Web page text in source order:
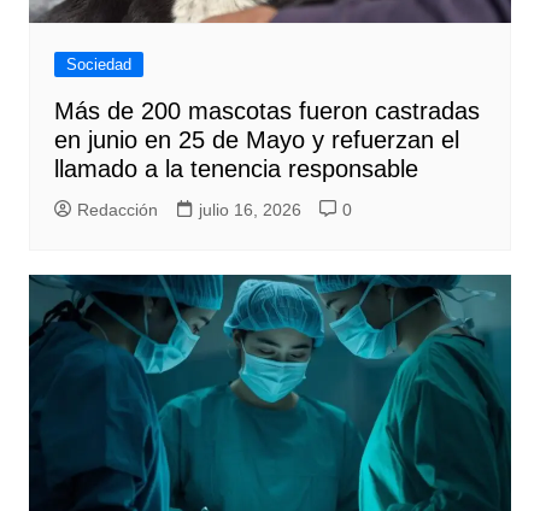
Sociedad
Más de 200 mascotas fueron castradas
en junio en 25 de Mayo y refuerzan el
llamado a la tenencia responsable
Redacción julio 16, 2026 0